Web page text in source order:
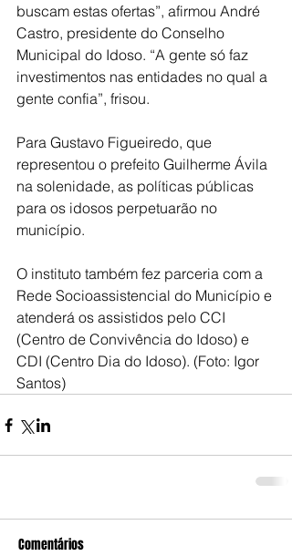
buscam estas ofertas”, afirmou André
Castro, presidente do Conselho
Municipal do Idoso. “A gente só faz
investimentos nas entidades no qual a
gente confia”, frisou.
Para Gustavo Figueiredo, que
representou o prefeito Guilherme Ávila
na solenidade, as políticas públicas
para os idosos perpetuarão no
município.
O instituto também fez parceria com a
Rede Socioassistencial do Município e
atenderá os assistidos pelo CCI
(Centro de Convivência do Idoso) e
CDI (Centro Dia do Idoso). (Foto: Igor
Santos)
Comentários